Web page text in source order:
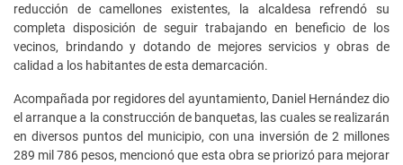
reducción de camellones existentes, la alcaldesa refrendó su
completa disposición de seguir trabajando en beneficio de los
vecinos, brindando y dotando de mejores servicios y obras de
calidad a los habitantes de esta demarcación.
Acompañada por regidores del ayuntamiento, Daniel Hernández dio
el arranque a la construcción de banquetas, las cuales se realizarán
en diversos puntos del municipio, con una inversión de 2 millones
289 mil 786 pesos, mencionó que esta obra se priorizó para mejorar